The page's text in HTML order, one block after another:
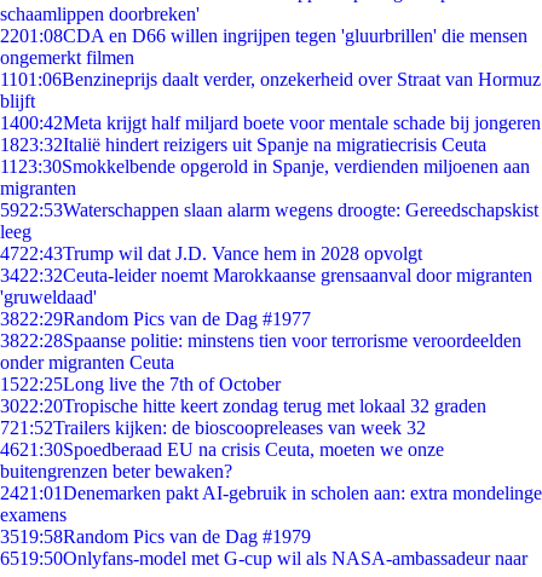
schaamlippen doorbreken'
2201:08CDA en D66 willen ingrijpen tegen 'gluurbrillen' die mensen
ongemerkt filmen
1101:06Benzineprijs daalt verder, onzekerheid over Straat van Hormuz
blijft
1400:42Meta krijgt half miljard boete voor mentale schade bij jongeren
1823:32Italië hindert reizigers uit Spanje na migratiecrisis Ceuta
11 23:30Smokkelbende opgerold in Spanje, verdienden miljoenen aan
migranten
5922:53Waterschappen slaan alarm wegens droogte: Gereedschapskist
leeg
4722:43Trump wil dat J.D. Vance hem in 2028 opvolgt
3422:32Ceuta-leider noemt Marokkaanse grensaanval door migranten
'gruweldaad'
3822:29Random Pics van de Dag #1977
3822:28Spaanse politie: minstens tien voor terrorisme veroordeelden
onder migranten Ceuta
1522:25Long live the 7th of October
3022:20Tropische hitte keert zondag terug met lokaal 32 graden
721:52Trailers kijken: de bioscoopreleases van week 32
4621:30Spoedberaad EU na crisis Ceuta, moeten we onze
buitengrenzen beter bewaken?
2421:01Denemarken pakt AI-gebruik in scholen aan: extra mondelinge
examens
3519:58Random Pics van de Dag #1979
6519:50Onlyfans-model met G-cup wil als NASA-ambassadeur naar